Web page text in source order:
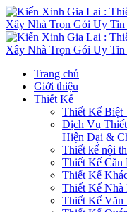
Trang chủ
Giới thiệu
Thiết Kế
Thiết Kế Biệt
Dịch Vụ
Hiện Đại &
Thiết kế nội
Thiết Kế Căn
Thiết Kế
Thiết Kế Nhà
Thiết Kế Văn